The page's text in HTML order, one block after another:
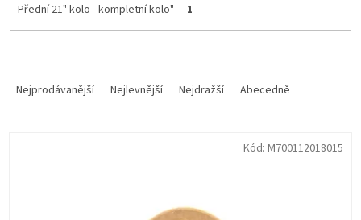
Přední 21" kolo - kompletní kolo" 1
Nejprodávanější Nejlevnější Nejdražší Abecedně
Kód: M700112018015